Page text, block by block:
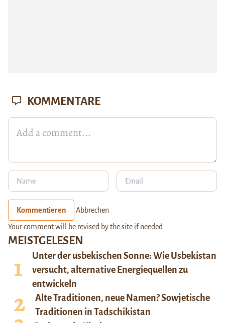
MEISTGELESEN
Unter der usbekischen Sonne: Wie Usbekistan
versucht, alternative Energiequellen zu
entwickeln
Alte Traditionen, neue Namen? Sowjetische
Traditionen in Tadschikistan
KOMMENTARE
Kommentieren Abbrechen
Your comment will be revised by the site if needed.